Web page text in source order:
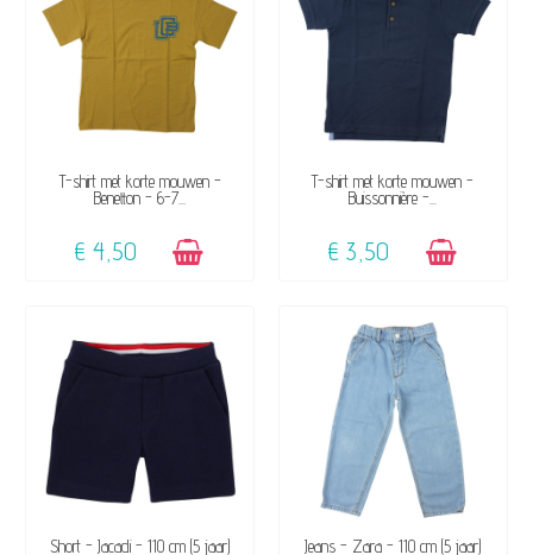
BESCHIKBAAR
T-shirt met korte mouwen -
Benetton - 6-7...
€ 4,50
BESCHIKBAAR
T-shirt met korte mouwen -
Buissonnière -...
€ 3,50
BESCHIKBAAR
Short - Jacadi - 110 cm (5 jaar) BESCHIKBAAR
Jeans - Zara - 110 cm (5 jaar)